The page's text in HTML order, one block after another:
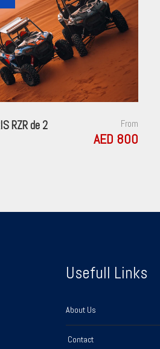
RZR de 2
From
AED 800
Usefull Links
About Us
Contact